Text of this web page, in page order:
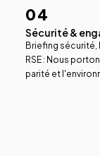
04
Sécurité &
Briefing sécurité,
RSE : Nous
parité et